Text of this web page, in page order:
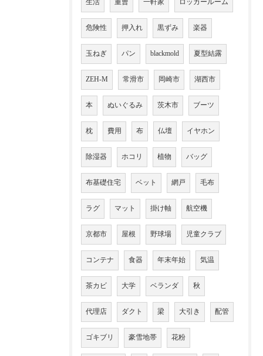
生活 重曹 一軒家 ロッカールーム
危険性 押入れ 黒ずみ 楽器
玉ねぎ パン blackmold 夏型結露
ZEH-M 常滑市 岡崎市 湖西市
本 ぬいぐるみ 茨木市 ブーツ
枕 費用 布 仏壇 イヤホン
除湿器 ホコリ 植物 バッグ
布基礎住宅 ベット 網戸 毛布
ラグ マット 掛け軸 航空機
京都市 屋根 野球場 児童クラブ
コンテナ 食器 年末年始 気温
茶カビ 大学 ベランダ 秋
代理店 ダクト 梁 大引き 配管
ゴキブリ 豪雪地帯 花粉